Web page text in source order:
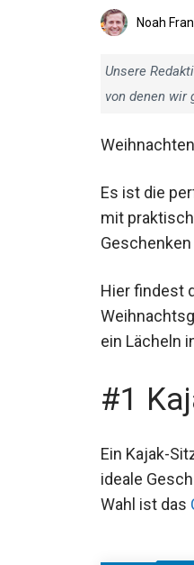
Noah
Unsere
von denen wir
Es ist die
mit
Hier findest
ein Lächeln
#1
Ein Kajak-
ideale
Wahl ist das